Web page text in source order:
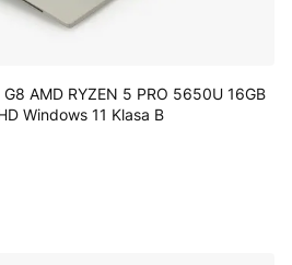
AMD RYZEN 5 PRO 5650U 16GB
Windows 11 Klasa B